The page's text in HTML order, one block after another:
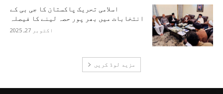
اسلامی تحریک پاکستان کا جی بی کے
انتخابات میں بھر پور حصہ لینے کا فیصلہ
اکتوبر 27, 2025
مزید لوڈ کریں